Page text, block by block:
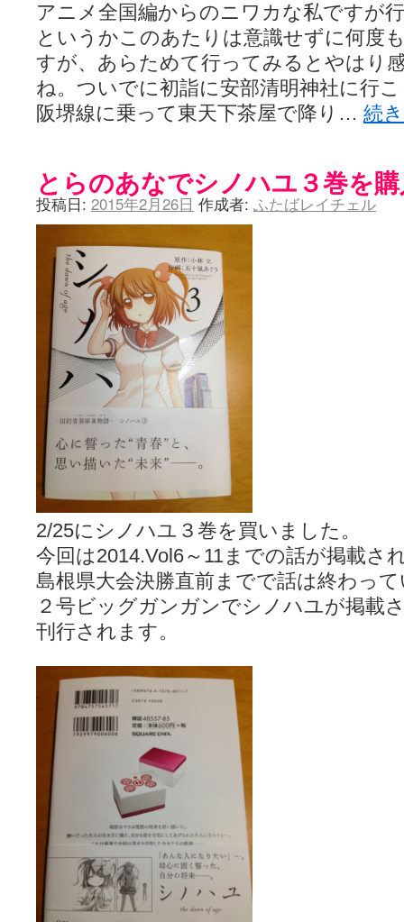
アニメ全国編からのニワカな私ですが
というかこのあたりは意識せずに何度
すが、あらためて行ってみるとやはり
ね。ついでに初詣に安部清明神社に行
阪堺線に乗って東天下茶屋で降り… 続
とらのあなでシノハユ３巻を
投稿日: 2015年2月26日 作成者: ふたばレイチェル
2/25にシノハユ３巻を買いました。
今回は2014.Vol6～11までの話が掲載さ
島根県大会決勝直前までで話は終わっ
２号ビッグガンガンでシノハユが掲載
刊行されます。